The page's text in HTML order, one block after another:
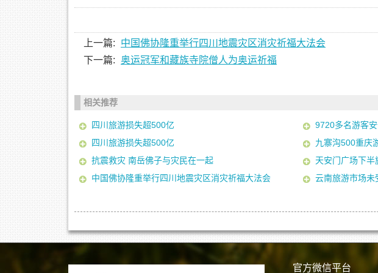
上一篇:
中国佛协隆重举行四川地震灾区消灾祈福大法会
下一篇: 奥运冠军和藏族寺院僧人为奥运祈福
相关推荐
四川旅游损失超500亿
9720多名游客
四川旅游损失超500亿
九寨沟500重庆
抗震救灾 南岳佛子与灾民在一起
天安门广场下半
中国佛协隆重举行四川地震灾区消灾祈福大法会
云南旅游市场未
官方微信平台